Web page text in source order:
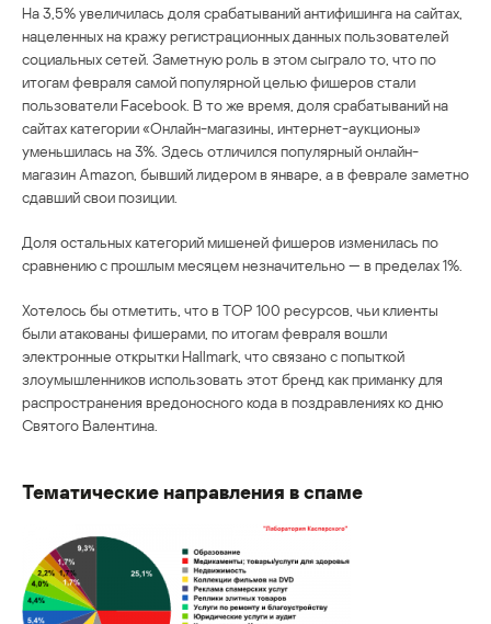
На 3,5% увеличилась доля срабатываний антифишинга на сайтах,
нацеленных на кражу регистрационных данных пользователей
социальных сетей. Заметную роль в этом сыграло то, что по
итогам февраля самой популярной целью фишеров стали
пользователи Facebook. В то же время, доля срабатываний на
сайтах категории «Онлайн-магазины, интернет-аукционы»
уменьшилась на 3%. Здесь отличился популярный онлайн-
магазин Amazon, бывший лидером в январе, а в феврале заметно
сдавший свои позиции.
Доля остальных категорий мишеней фишеров изменилась по
сравнению с прошлым месяцем незначительно — в пределах 1%.
Хотелось бы отметить, что в ТОР 100 ресурсов, чьи клиенты
были атакованы фишерами, по итогам февраля вошли
электронные открытки Hallmark, что связано с попыткой
злоумышленников использовать этот бренд как приманку для
распространения вредоносного кода в поздравлениях ко дню
Святого Валентина.
Тематические направления в спаме